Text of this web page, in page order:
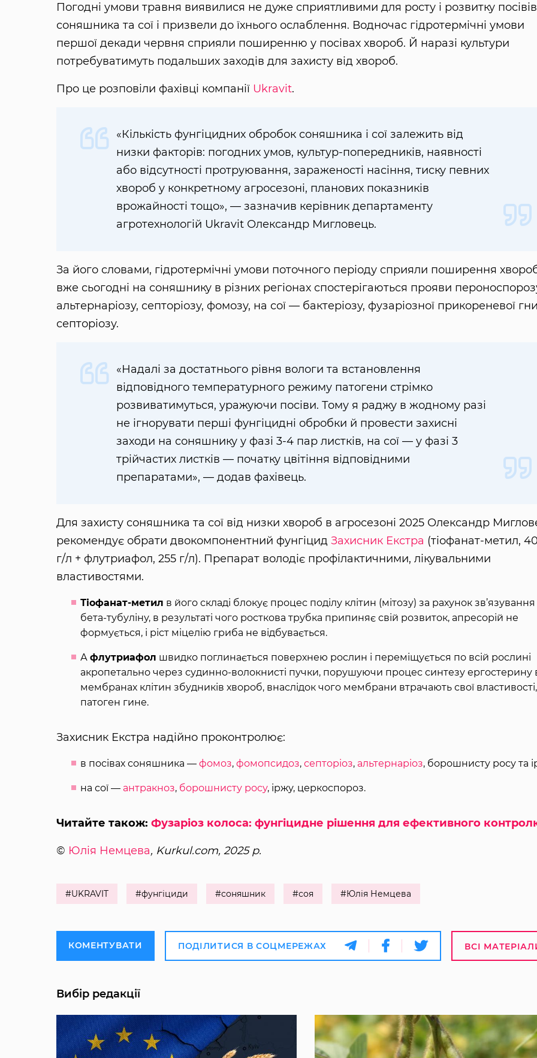
Погодні умови травня виявилися не дуже сприятливими для росту і розвитку посівів
соняшника та сої і призвели до їхнього ослаблення. Водночас гідротермічні умови
першої декади червня сприяли поширенню у посівах хвороб. Й наразі культури
потребуватимуть подальших заходів для захисту від хвороб.
Про це розповіли фахівці компанії Ukravit.
«Кількість фунгіцидних обробок соняшника і сої залежить від
низки факторів: погодних умов, культур-попередників, наявності
або відсутності протруювання, зараженості насіння, тиску певних
хвороб у конкретному агросезоні, планових показників
врожайності тощо», — зазначив керівник департаменту
агротехнологій Ukravit Олександр Мигловець.
За його словами, гідротермічні умови поточного періоду сприяли поширення
вже сьогодні на соняшнику в різних регіонах спостерігаються прояви
альтернаріозу, септоріозу, фомозу, на сої — бактеріозу, фузаріозної прикореневої
септоріозу.
«Надалі за достатнього рівня вологи та встановлення
відповідного температурного режиму патогени стрімко
розвиватимуться, уражуючи посіви. Тому я раджу в жодному разі
не ігнорувати перші фунгіцидні обробки й провести захисні
заходи на соняшнику у фазі 3-4 пар листків, на сої — у фазі 3
трійчастих листків — початку цвітіння відповідними
препаратами», — додав фахівець.
Для захисту соняшника та сої від низки хвороб в агросезоні 2025 Олександр
рекомендує обрати двокомпонентний фунгіцид Захисник Екстра (тіофанат-метил,
г/л + флутриафол, 255 г/л). Препарат володіє профілактичними, лікувальними
властивостями.
Тіофанат-метил в його складі блокує процес поділу клітин (мітозу) за рахунок зв’язування
бета-тубуліну, в результаті чого росткова трубка припиняє свій розвиток, апресорій не
формується, і ріст міцелію гриба не відбувається.
А флутриафол швидко поглинається поверхнею рослин і переміщується по всій рослині
акропетально через судинно-волокнисті пучки, порушуючи процес синтезу ергостерину
мембранах клітин збудників хвороб, внаслідок чого мембрани втрачають свої властивості,
патоген гине.
Захисник Екстра надійно проконтролює:
в посівах соняшника — фомоз, фомопсидоз, септоріоз, альтернаріоз, борошнисту росу та
на сої — антракноз, борошнисту росу, іржу, церкоспороз.
Читайте також: Фузаріоз колоса: фунгіцидне рішення для ефективного
© Юлія Немцева, Kurkul.com, 2025 р.
#UKRAVIT #фунгіциди #соняшник #соя #Юлія Немцева
КОМЕНТУВАТИ ПОДІЛИТИСЯ В СОЦМЕРЕЖАХ ВСІ
Вибір редакції